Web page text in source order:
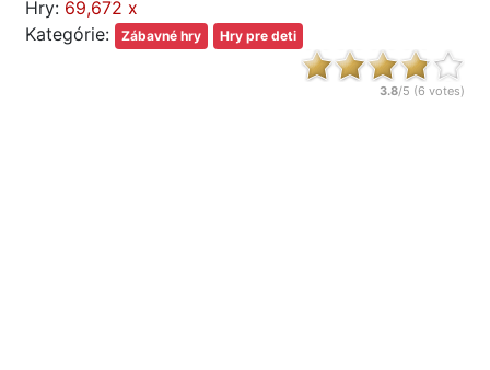
Hry: 69,672 x
Kategórie:
Zábavné hry Hry pre deti
3.8/5 (6 votes)